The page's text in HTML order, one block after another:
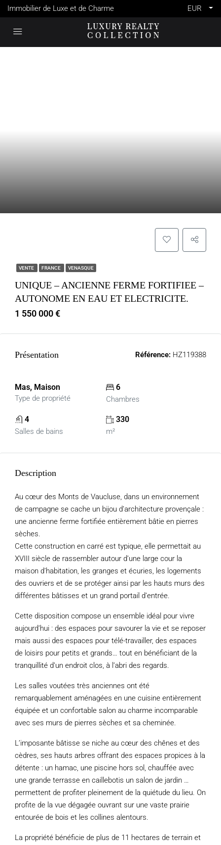
Immobilier de Luxe et de Charme EUR
VENTE FRANCE VENASQUE
UNIQUE – ANCIENNE FERME FORTIFIEE –
AUTONOME EN EAU ET ELECTRICITE.
1 550 000 €
Présentation Référence: HZ119388
Mas, Maison
Type de propriété
6
Chambres
4
Salles de bains
330
m²
Description
Au cœur des Monts de Vaucluse, dans un environnement
de campagne se cache un bijou d’architecture provençale :
une ancienne ferme fortifiée entièrement bâtie en pierres
sèches.
Cette construction en carré est typique, elle permettait au
XVIII siècle de rassembler autour d’une large cour la
maison d’habitation, les granges et écuries, les logements
des ouvriers et de se protéger ainsi par les hauts murs des
différentes bâtisses et un grand portail d’entrée.
Cette disposition compose un ensemble idéal pour vivre
aujourd’hui : des espaces pour savourer la vie et se reposer
mais aussi des espaces pour télé-travailler, des espaces
de loisirs pour petits et grands… tout en bénéficiant de la
tranquillité d’un endroit clos, à l’abri des regards.
Les salles voutées très anciennes ont été
remarquablement aménagées en une cuisine entièrement
équipée et un confortable salon au charme incomparable
avec ses murs de pierres sèches et sa cheminée.
L’imposante bâtisse se niche au cœur des chênes et des
cèdres, ses hauts arbres offrant des espaces propices à la
détente : un hamac, une piscine hors sol, chauffée avec
une grande terrasse en caillebotis un salon de jardin …
permettent de profiter pleinement de la quiétude du lieu. On
profite de la vue dégagée ouvrant sur une vaste prairie
entourée de bois et les collines alentours.
La propriété bénéficie de plus de 11 hectares de terrain et